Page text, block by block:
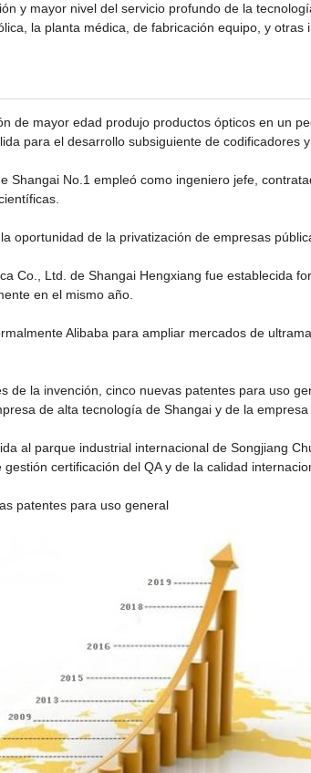
y mayor nivel del servicio profundo de la
la planta médica, de fabricación equipo, y otras
de mayor edad produjo productos ópticos en un
para el desarrollo subsiguiente de codificadores
Shangai No.1 empleó como ingeniero jefe,
oportunidad de la privatización de empresas
Co., Ltd. de Shangai Hengxiang fue establecida
en el mismo año.
Alibaba para ampliar mercados de
de la invención, cinco nuevas patentes para uso
de alta tecnología de Shangai y de la
al parque industrial internacional de Songjiang
certificación del QA y de la calidad
patentes para uso general